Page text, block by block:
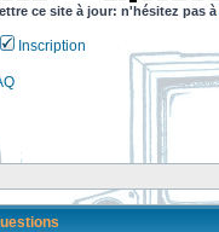
ce site à jour: n'hésitez pas à
Inscription